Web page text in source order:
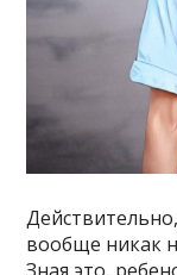
вообще никак